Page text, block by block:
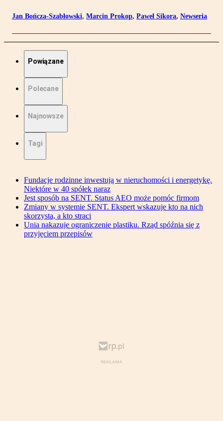
Jan Bończa-Szabłowski, Marcin Prokop, Paweł Sikora, Newseria
Powiązane
Polecane
Najnowsze
Tagi
Fundacje rodzinne inwestują w nieruchomości i energetykę.
Niektóre w 40 spółek naraz
Jest sposób na SENT. Status AEO może pomóc firmom
Zmiany w systemie SENT. Ekspert wskazuje kto na nich
skorzysta, a kto straci
Unia nakazuje ograniczenie plastiku. Rząd spóźnia się z
przyjęciem przepisów